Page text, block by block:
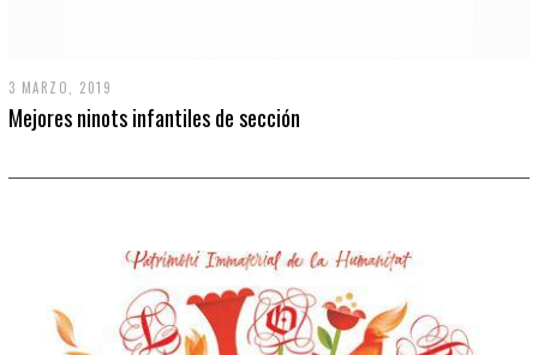
3 MARZO, 2019
Mejores ninots infantiles de sección